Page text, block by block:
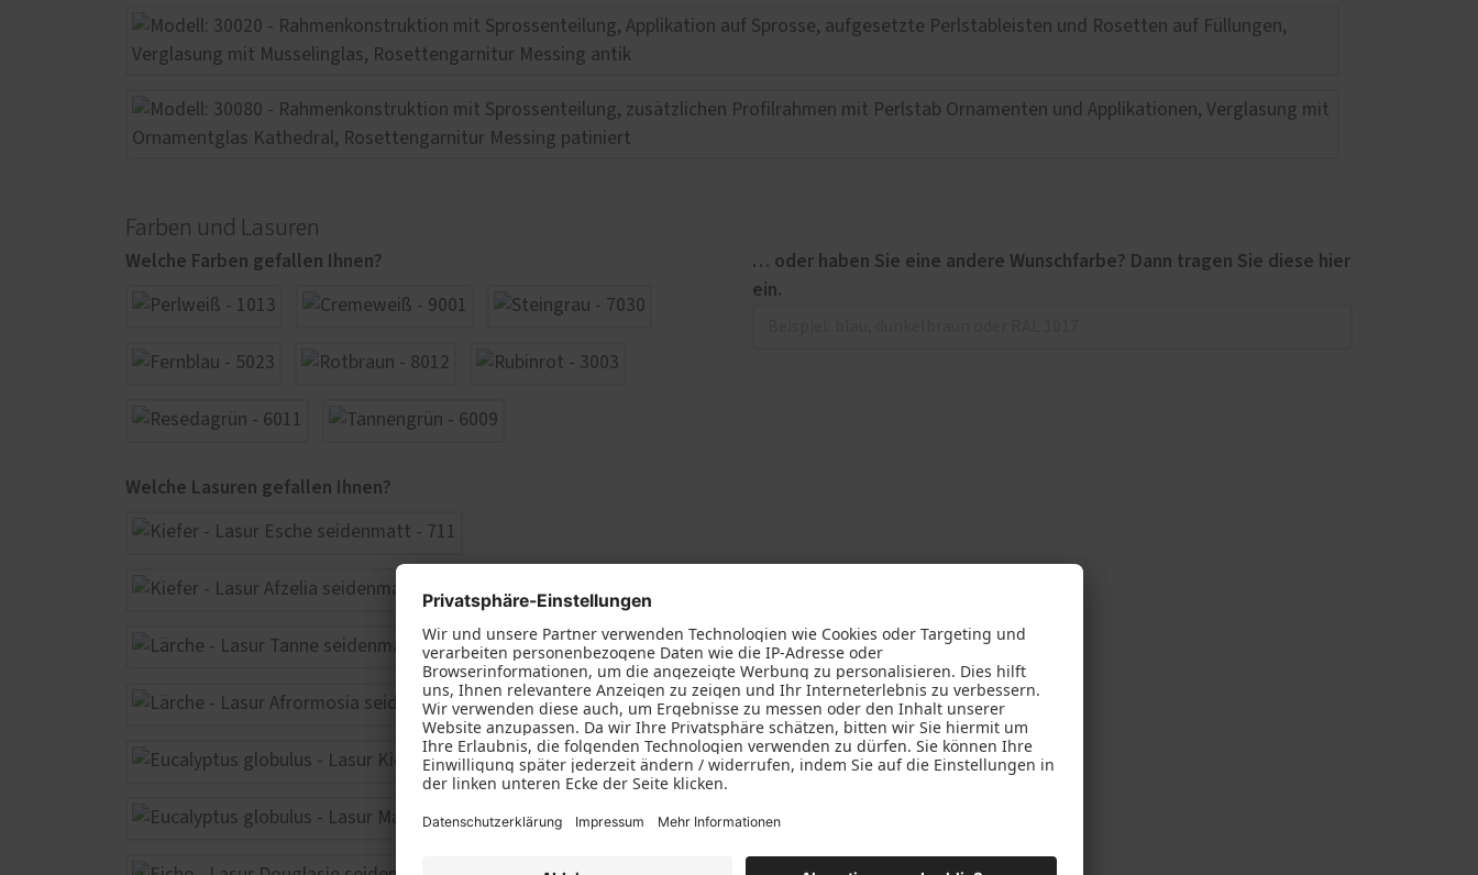
Farben und Lasuren
Welche Farben gefallen Ihnen?
Welche Lasuren gefallen Ihnen?
… oder haben Sie eine andere Wunschfarbe? Dann tragen Sie diese hier
ein.